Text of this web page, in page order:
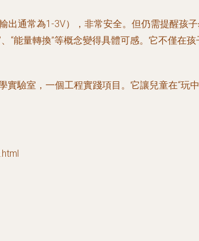
出通常為1-3V），非常安全。但仍需提醒孩
、“能量轉換”等概念變得具體可感。它不僅
驗室，一個工程實踐項目。它讓兒童在“玩